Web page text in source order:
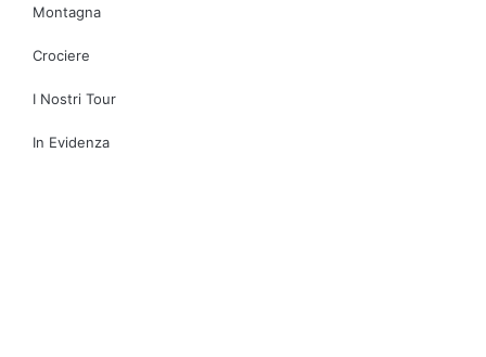
Montagna
Crociere
I Nostri Tour
In Evidenza